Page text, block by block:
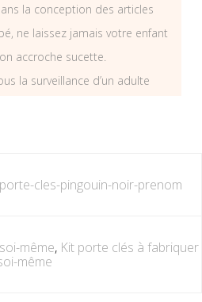
la conception des articles
ne laissez jamais votre enfant
accroche sucette.
la surveillance d’un adulte
cles-pingouin-noir-prenom
même, Kit porte clés à fabriquer
même